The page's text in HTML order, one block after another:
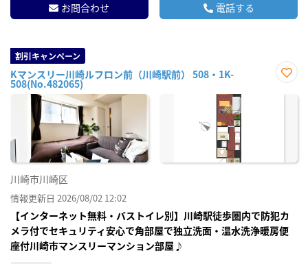
お問合わせ 電話する
割引キャンペーン
Kマンスリー川崎ルフロン前（川崎駅前） 508・1K-
508(No.482065)
に入
川崎市川崎区
情報更新日 2026/08/02 12:02
【インターネット無料・バストイレ別】川崎駅徒歩圏内で防犯カ
メラ付でセキュリティ安心で角部屋で独立洗面・温水洗浄暖房便
座付川崎市マンスリーマンション部屋♪